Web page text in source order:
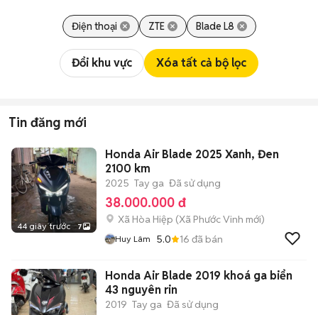
Điện thoại ZTE Blade L8
Đổi khu vực Xóa tất cả bộ lọc
Tin đăng mới
44 giây trước 7
Honda Air Blade 2025 Xanh, Đen
2100 km
2025 Tay ga Đã sử dụng
38.000.000 đ
Xã Hòa Hiệp (Xã Phước Vinh mới)
Huy Lâm 5.0 16 đã bán
Honda Air Blade 2019 khoá ga biển
43 nguyên rin
2019 Tay ga Đã sử dụng